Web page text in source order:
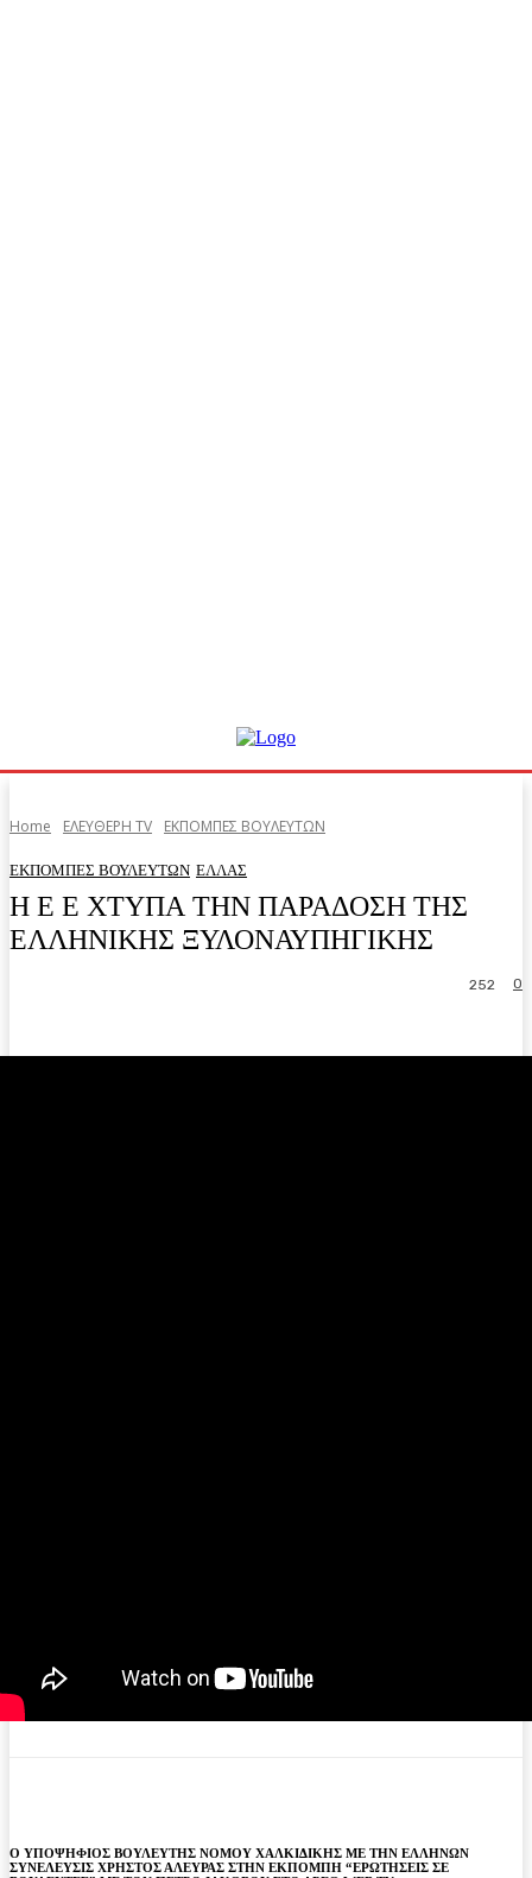
Home ΕΛΕΥΘΕΡΗ ΤV ΕΚΠΟΜΠΕΣ ΒΟΥΛΕΥΤΩΝ
ΕΚΠΟΜΠΕΣ ΒΟΥΛΕΥΤΩΝ ΕΛΛΑΣ
Η Ε Ε ΧΤΥΠΑ ΤΗΝ ΠΑΡΑΔΟΣΗ ΤΗΣ
ΕΛΛΗΝΙΚΗΣ ΞΥΛΟΝΑΥΠΗΓΙΚΗΣ
0
252
Ο ΥΠΟΨΗΦΙΟΣ ΒΟΥΛΕΥΤΗΣ ΝΟΜΟΥ ΧΑΛΚΙΔΙΚΗΣ ΜΕ ΤΗΝ ΕΛΛΗΝΩΝ
ΣΥΝΕΛΕΥΣΙΣ ΧΡΗΣΤΟΣ ΑΛΕΥΡΑΣ ΣΤΗΝ ΕΚΠΟΜΠΗ “ΕΡΩΤΗΣΕΙΣ ΣΕ